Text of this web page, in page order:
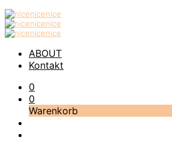
ABOUT
Kontakt
0
0
Warenkorb